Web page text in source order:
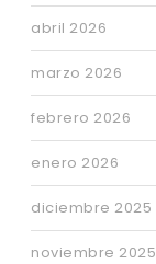
abril 2026
marzo 2026
febrero 2026
enero 2026
diciembre 2025
noviembre 2025